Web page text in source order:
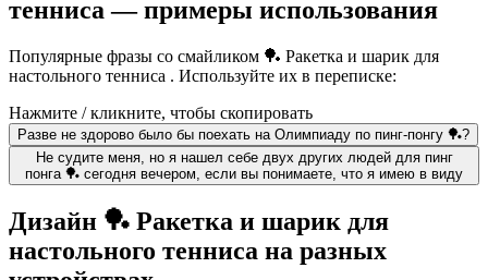
тенниса — примеры использования
Популярные фразы со смайликом 🏓 Ракетка и шарик для
настольного тенниса . Используйте их в переписке:
Нажмите / кликните, чтобы скопировать
Разве не здорово было бы поехать на Олимпиаду по пинг-понгу 🏓?
Не судите меня, но я нашел себе двух других людей для пинг
понга 🏓 сегодня вечером, если вы понимаете, что я имею в виду
Дизайн 🏓 Ракетка и шарик для
настольного тенниса на разных